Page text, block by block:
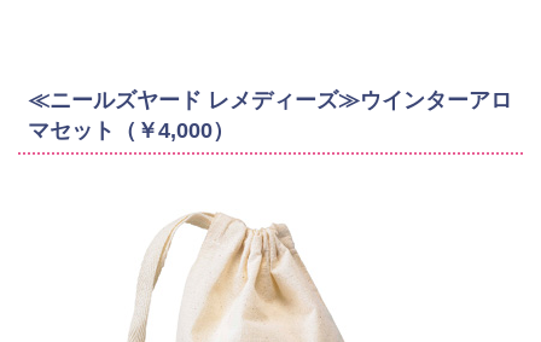
≪ニールズヤード レメディーズ≫ウインターアロ
マセット（￥4,000）